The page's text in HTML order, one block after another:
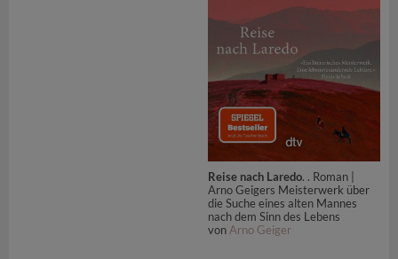
Reise nach Laredo. . Roman |
Arno Geigers Meisterwerk über
die Suche eines alten Mannes
nach dem Sinn des Lebens
vonArno Geiger